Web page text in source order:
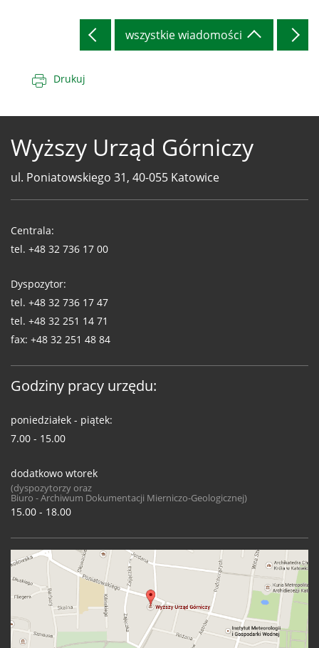
wszystkie wiadomości
Drukuj
Wyższy Urząd Górniczy
ul. Poniatowskiego 31, 40-055 Katowice
WUG
Centrala:
tel. +48 32 736 17 00
Dyspozytor:
tel. +48 32 736 17 47
tel. +48 32 251 14 71
fax: +48 32 251 48 84
Godziny pracy urzędu:
poniedziałek - piątek:
7.00 - 15.00
dodatkowo wtorek
(dyspozytorzy oraz
Biuro - Archiwum Dokumentacji Mierniczo-Geologicznej)
15.00 - 18.00